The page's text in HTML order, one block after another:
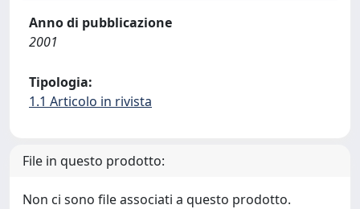
Anno di pubblicazione
2001
Tipologia:
1.1 Articolo in rivista
File in questo prodotto:
Non ci sono file associati a questo prodotto.